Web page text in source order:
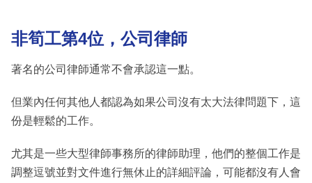
非筍工第4位，公司律師
著名的公司律師通常不會承認這一點。
但業內任何其他人都認為如果公司沒有太大法律問題下，這
份是輕鬆的工作。
尤其是一些大型律師事務所的律師助理，他們的整個工作是
調整逗號並對文件進行無休止的詳細評論，可能都沒有人會